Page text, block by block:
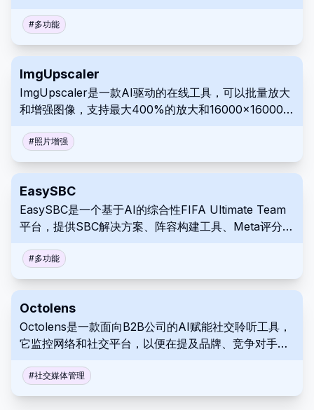
#多功能
ImgUpscaler
ImgUpscaler是一款AI驱动的在线工具，可以批量放大
和增强图像，支持最大400%的放大和16000x16000像
#照片增强
EasySBC
EasySBC是一个基于AI的综合性FIFA Ultimate Team
平台，提供SBC解决方案、阵容构建工具、Meta评分和
#多功能
Octolens
Octolens是一款面向B2B公司的AI赋能社交聆听工具，
它监控网络和社交平台，以便在提及品牌、竞争对手或
#社交媒体管理